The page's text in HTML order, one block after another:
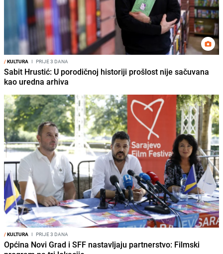
/KULTURA I PRIJE 3 DANA
Sabit Hrustić: U porodičnoj historiji prošlost nije sačuvana
kao uredna arhiva
/KULTURA I PRIJE 3 DANA
Općina Novi Grad i SFF nastavljaju partnerstvo: Filmski